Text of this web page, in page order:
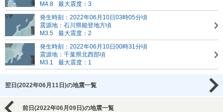
M4.8
最大震度：3
発生時刻：2022年06月10日03時05分頃
震源地：石川県能登地方頃
M3.5
最大震度：2
発生時刻：2022年06月10日00時31分頃
震源地：千葉県北西部頃
M3.1
最大震度：1
翌日(2022年06月11日)の地震一覧
前日(2022年06月09日)の地震一覧